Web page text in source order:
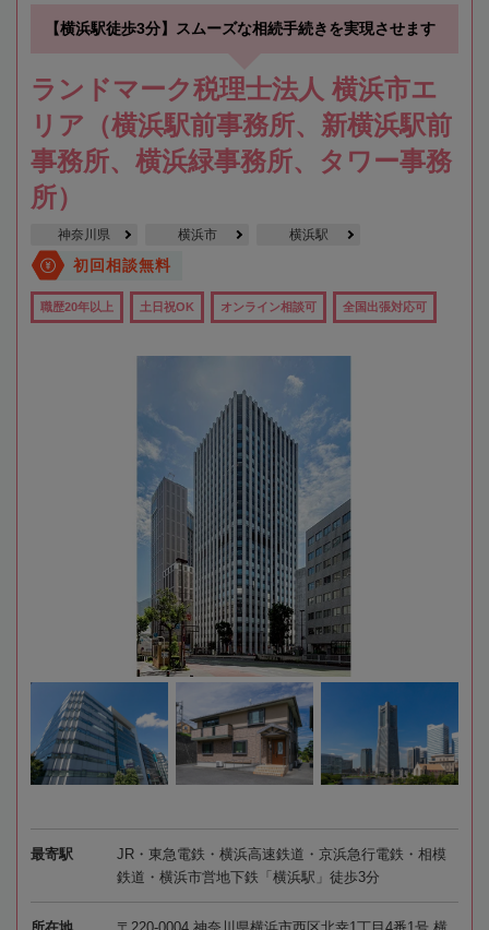
【横浜駅徒歩3分】スムーズな相続手続きを実現させます
ランドマーク税理士法人 横浜市エ
リア（横浜駅前事務所、新横浜駅前
事務所、横浜緑事務所、タワー事務
所）
神奈川県 横浜市 横浜駅
初回相談無料
職歴20年以上 土日祝OK オンライン相談可 全国出張対応可
最寄駅
JR・東急電鉄・横浜高速鉄道・京浜急行電鉄・相模
鉄道・横浜市営地下鉄「横浜駅」徒歩3分